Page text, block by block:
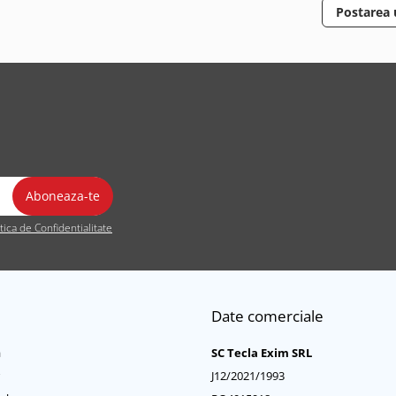
de Confidentialitate
Date comerciale
SC Tecla Exim SRL
J12/2021/1993